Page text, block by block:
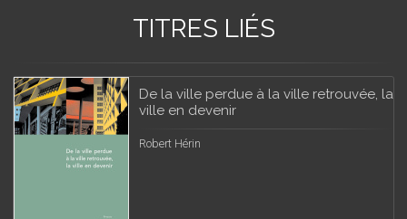
TITRES LIÉS
De la ville perdue à la ville retrouvée, la
ville en devenir
Robert Hérin